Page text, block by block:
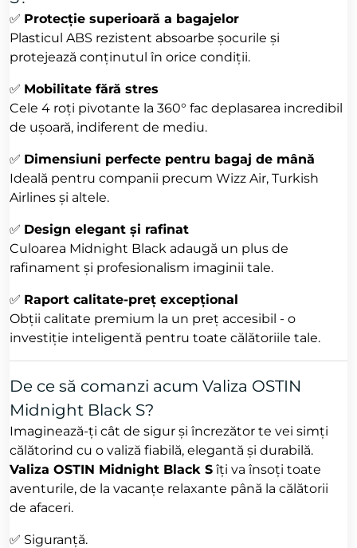
✅ Protecție superioară a bagajelor
Plasticul ABS rezistent absoarbe șocurile și
protejează conținutul în orice condiții.
✅ Mobilitate fără stres
Cele 4 roți pivotante la 360° fac deplasarea incredibil
de ușoară, indiferent de mediu.
✅ Dimensiuni perfecte pentru bagaj de mână
Ideală pentru companii precum Wizz Air, Turkish
Airlines și altele.
✅ Design elegant și rafinat
Culoarea Midnight Black adaugă un plus de
rafinament și profesionalism imaginii tale.
✅ Raport calitate-preț excepțional
Obții calitate premium la un preț accesibil - o
investiție inteligentă pentru toate călătoriile tale.
De ce să comanzi acum Valiza OSTIN
Midnight Black S?
Imaginează-ți cât de sigur și încrezător te vei simți
călătorind cu o valiză fiabilă, elegantă și durabilă.
Valiza OSTIN Midnight Black S îți va însoți toate
aventurile, de la vacanțe relaxante până la călătorii
de afaceri.
✅ Siguranță.